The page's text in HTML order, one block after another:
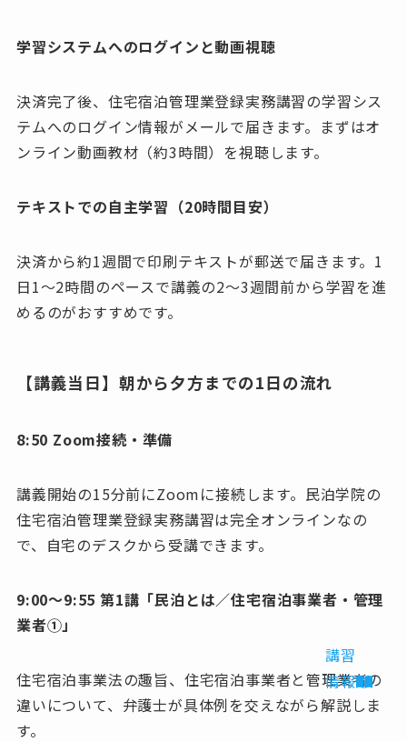
学習システムへのログインと動画視聴
決済完了後、住宅宿泊管理業登録実務講習の学習シス
テムへのログイン情報がメールで届きます。まずはオ
ンライン動画教材（約3時間）を視聴します。
テキストでの自主学習（20時間目安）
決済から約1週間で印刷テキストが郵送で届きます。1
日1〜2時間のペースで講義の2〜3週間前から学習を進
めるのがおすすめです。
【講義当日】朝から夕方までの1日の流れ
8:50 Zoom接続・準備
講義開始の15分前にZoomに接続します。民泊学院の
住宅宿泊管理業登録実務講習は完全オンラインなの
で、自宅のデスクから受講できます。
9:00〜9:55 第1講「民泊とは／住宅宿泊事業者・管理
業者①」
住宅宿泊事業法の趣旨、住宅宿泊事業者と管理業者の
違いについて、弁護士が具体例を交えながら解説しま
す。
講習
情報